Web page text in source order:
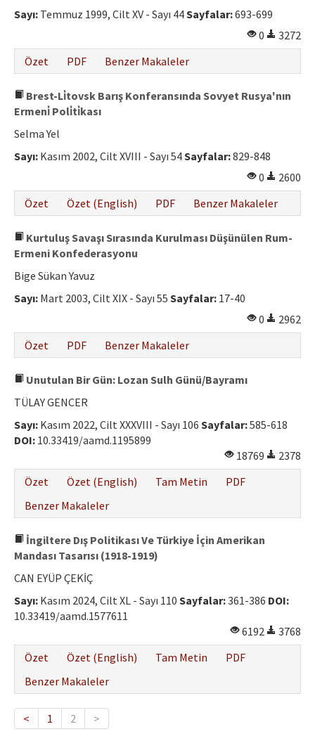
Sayı: Temmuz 1999, Cilt XV - Sayı 44Sayfalar:693-699
0
3272
Özet
PDF Benzer Makaleler
Brest-Li̇tovsk Barış Konferansında Sovyet Rusya'nın
Ermeni̇ Poli̇ti̇kası
Selma Yel
Sayı: Kasım 2002, Cilt XVIII - Sayı 54Sayfalar:829-848
0
2600
Özet
Özet (English) PDF Benzer Makaleler
Kurtuluş Savaşı Sırasında Kurulması Düşünülen Rum-
Ermeni Konfederasyonu
Bige Sükan Yavuz
Sayı: Mart 2003, Cilt XIX - Sayı 55 Sayfalar: 17-40
0
2962
Özet
PDF Benzer Makaleler
Unutulan Bir Gün: Lozan Sulh Günü/Bayramı
TÜLAY GENCER
Sayı: Kasım 2022, Cilt XXXVIII - Sayı 106 Sayfalar:585-618
DOI: 10.33419/aamd.1195899
18769
2378
Özet
Özet (English) Tam Metin
PDF
Benzer Makaleler
İngiltere Dış Politikası Ve Türkiye İçin Amerikan
Mandası Tasarısı (1918-1919)
CAN EYÜP ÇEKİÇ
Sayı: Kasım 2024, Cilt XL - Sayı 110 Sayfalar:361-386 DOI:
10.33419/aamd.1577611
6192
3768
Özet
Özet (English) Tam Metin
PDF
Benzer Makaleler
< 1 2 >